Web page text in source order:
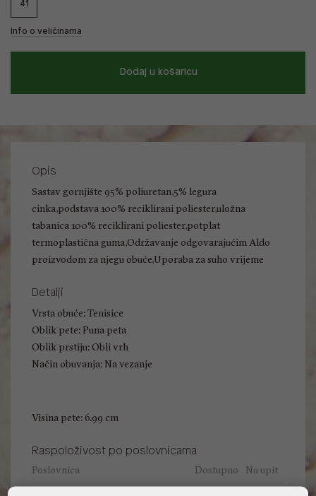
41
Info o veličinama
Dodaj u košaricu
Opis
Sastav gornjište 95% poliuretan,5% legura
cinka,podstava 100% reciklirani poliester,uložna
tabanica 100% reciklirani poliester,potplat
termoplastična guma,Održavanje odgovarajućim Aldo
proizvodom za njegu obuće,Uporaba za suho vrijeme
Detalji
Vrsta obuće: Tenisice
Oblik pete: Puna peta
Oblik prstiju: Obli vrh
Način obuvanja: Na vezanje
Visina pete: 6.99 cm
Raspoloživost po poslovnicama
Poslovnica Dostupno Na upit